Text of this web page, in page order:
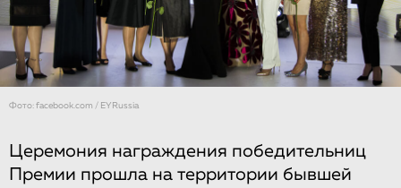
Фото: facebook.com / EYRussia
Церемония награждения победительниц
Премии прошла на территории бывшей